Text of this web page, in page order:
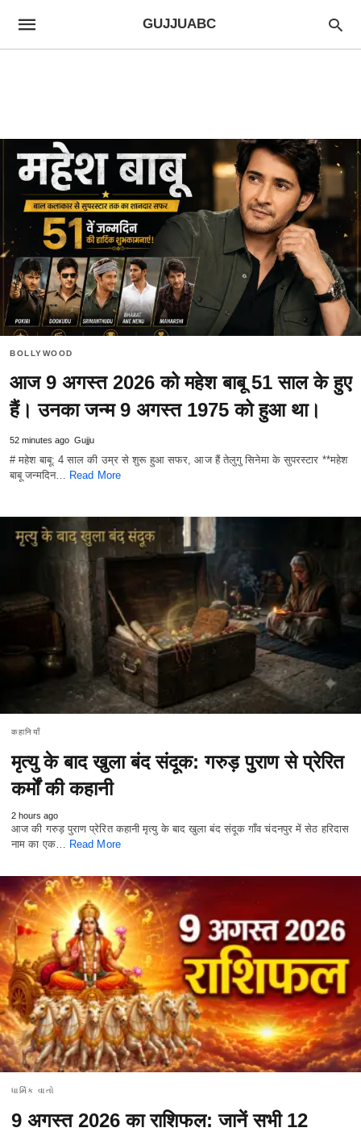
GUJJUABC
BOLLYWOOD
आज 9 अगस्त 2026 को महेश बाबू 51 साल के हुए
हैं। उनका जन्म 9 अगस्त 1975 को हुआ था।
52 minutes ago Gujju
# महेश बाबू: 4 साल की उम्र से शुरू हुआ सफर, आज हैं तेलुगु सिनेमा के सुपरस्टार **महेश
बाबू जन्मदिन… Read More
कहानियाँ
मृत्यु के बाद खुला बंद संदूक: गरुड़ पुराण से प्रेरित
कर्मों की कहानी
2 hours ago
आज की गरुड़ पुराण प्रेरित कहानी मृत्यु के बाद खुला बंद संदूक गाँव चंदनपुर में सेठ हरिदास
नाम का एक… Read More
ધાર્મિક વાતો
9 अगस्त 2026 का राशिफल: जानें सभी 12